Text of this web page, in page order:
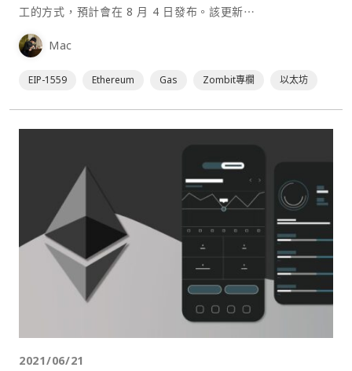
工的方式，預計會在 8 月 4 日發布。該更新⋯
Mac
EIP-1559 Ethereum Gas Zombit專欄 以太坊
2021/06/21